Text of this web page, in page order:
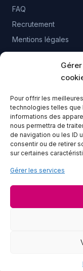
Pour offrir les
technologies telles que
informations des
nous permettra de
de navigation ou les ID
consentir ou de retirer
sur certaines
Gérer les services
FAQ
Recrutement
Mentions légales
02 41 23 13 63
28-30 Bd Gaston
Lundi au vendredi
Logisseo